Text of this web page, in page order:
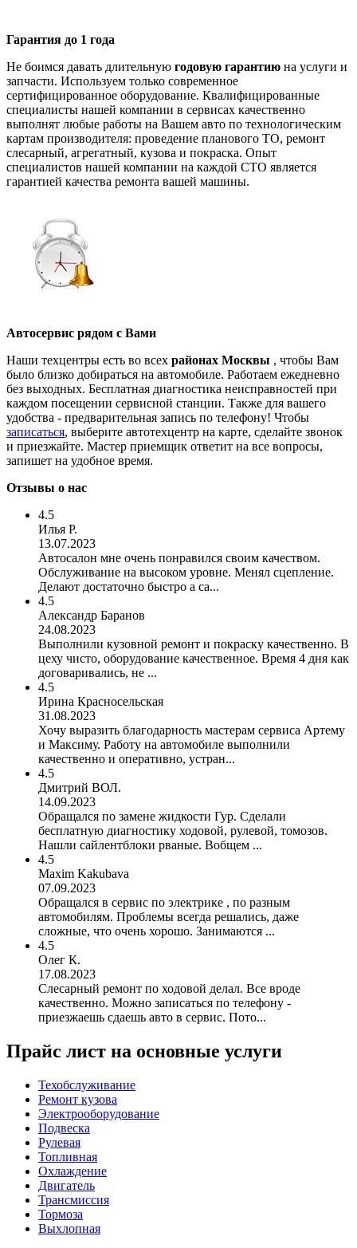
Гарантия до 1 года
Не боимся давать длительную годовую гарантию на услуги и
запчасти. Используем только современное
сертифицированное оборудование. Квалифицированные
специалисты нашей компании в сервисах качественно
выполнят любые работы на Вашем авто по технологическим
картам производителя: проведение планового ТО, ремонт
слесарный, агрегатный, кузова и покраска. Опыт
специалистов нашей компании на каждой СТО является
гарантией качества ремонта вашей машины.
Автосервис рядом с Вами
Наши техцентры есть во всех районах Москвы , чтобы Вам
было близко добираться на автомобиле. Работаем ежедневно
без выходных. Бесплатная диагностика неисправностей при
каждом посещении сервисной станции. Также для вашего
удобства - предварительная запись по телефону! Чтобы
записаться, выберите автотехцентр на карте, сделайте звонок
и приезжайте. Мастер приемщик ответит на все вопросы,
запишет на удобное время.
Отзывы о нас
4.5
Илья Р.
13.07.2023
Автосалон мне очень понравился своим качеством.
Обслуживание на высоком уровне. Менял сцепление.
Делают достаточно быстро а са...
4.5
Александр Баранов
24.08.2023
Выполнили кузовной ремонт и покраску качественно. В
цеху чисто, оборудование качественное. Время 4 дня как
договаривались, не ...
4.5
Ирина Красносельская
31.08.2023
Хочу выразить благодарность мастерам сервиса Артему
и Максиму. Работу на автомобиле выполнили
качественно и оперативно, устран...
4.5
Дмитрий ВОЛ.
14.09.2023
Обращался по замене жидкости Гур. Сделали
бесплатную диагностику ходовой, рулевой, томозов.
Нашли сайлентблоки рваные. Вобщем ...
4.5
Maxim Kakubava
07.09.2023
Обращался в сервис по электрике , по разным
автомобилям. Проблемы всегда решались, даже
сложные, что очень хорошо. Занимаются ...
4.5
Олег К.
17.08.2023
Слесарный ремонт по ходовой делал. Все вроде
качественно. Можно записаться по телефону -
приезжаешь сдаешь авто в сервис. Пото...
Прайс лист на основные услуги
Техобслуживание
Ремонт кузова
Электрооборудование
Подвеска
Рулевая
Топливная
Охлаждение
Двигатель
Трансмиссия
Тормоза
Выхлопная